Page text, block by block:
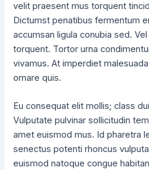
velit praesent mus torquent
Dictumst penatibus fermentum
accumsan ligula conubia sed.
torquent. Tortor urna
vivamus. At imperdiet
ornare quis.
Eu consequat elit mollis; class
Vulputate pulvinar sollicitudin
amet euismod mus. Id pharetra
senectus potenti rhoncus
euismod natoque congue